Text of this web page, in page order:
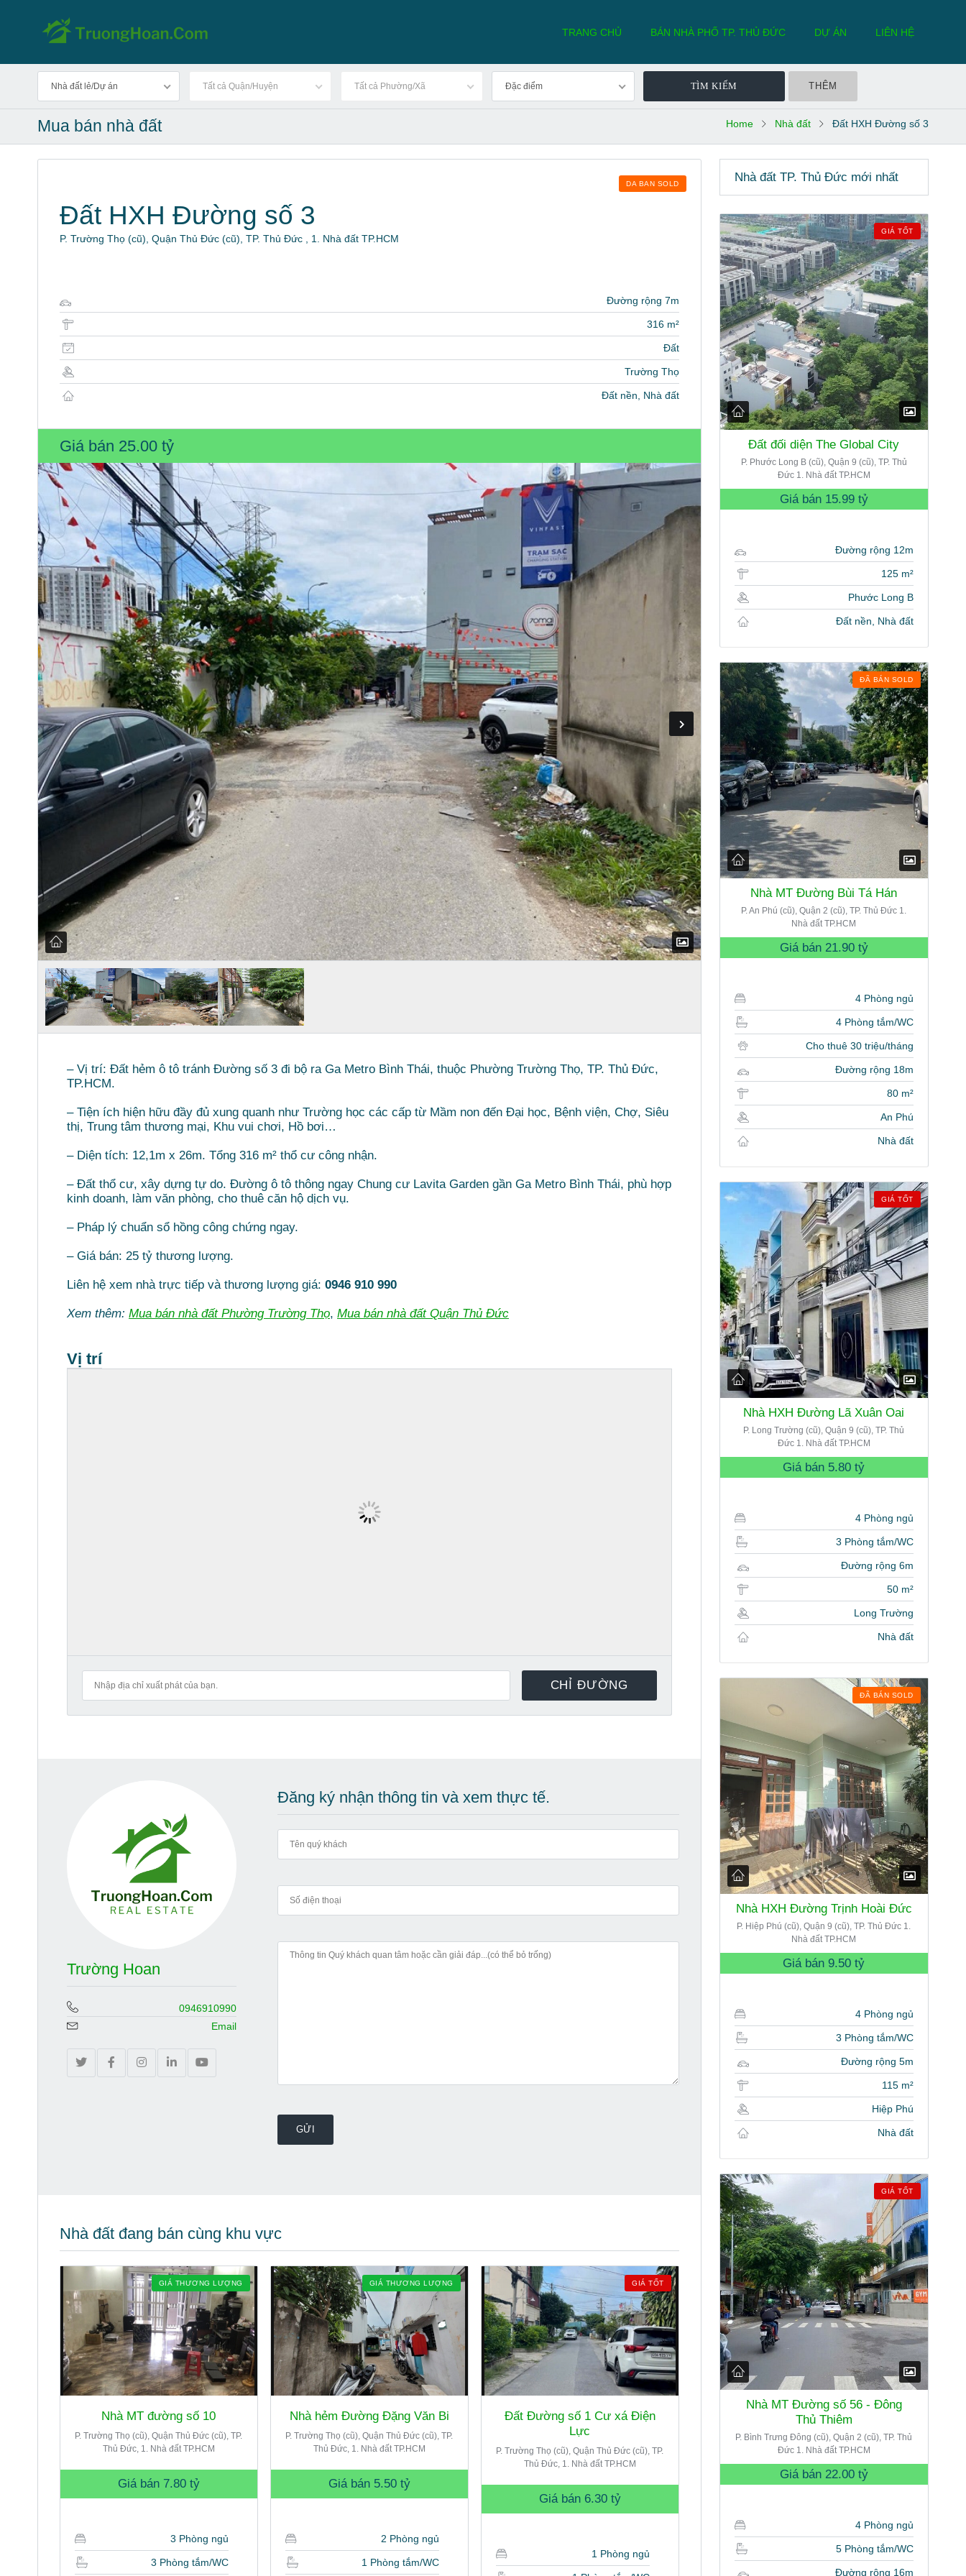
TRANG CHỦ BÁN NHÀ PHỐ TP. THỦ ĐỨC DỰ ÁN LIÊN HỆ
Nhà đất lẻ/Dự án Tất cả Quận/Huyện Tất cả Phường/Xã Đặc điểm THÊM
Mua bán nhà đất Home Nhà đất Đất HXH Đường số 3
DA BAN SOLD
Đất HXH Đường số 3
P. Trường Thọ (cũ), Quận Thủ Đức (cũ), TP. Thủ Đức , 1. Nhà đất TP.HCM
Đường rộng 7m
316 m²
Đất
Trường Thọ
Đất nền, Nhà đất
Giá bán 25.00 tỷ
– Vị trí: Đất hẻm ô tô tránh Đường số 3 đi bộ ra Ga Metro Bình Thái, thuộc Phường Trường Thọ, TP. Thủ Đức,
TP.HCM.
– Tiện ích hiện hữu đầy đủ xung quanh như Trường học các cấp từ Mầm non đến Đại học, Bệnh viện, Chợ, Siêu
thị, Trung tâm thương mại, Khu vui chơi, Hồ bơi…
– Diện tích: 12,1m x 26m. Tổng 316 m² thổ cư công nhận.
– Đất thổ cư, xây dựng tự do. Đường ô tô thông ngay Chung cư Lavita Garden gần Ga Metro Bình Thái, phù hợp
kinh doanh, làm văn phòng, cho thuê căn hộ dịch vụ.
– Pháp lý chuẩn sổ hồng công chứng ngay.
– Giá bán: 25 tỷ thương lượng.
Liên hệ xem nhà trực tiếp và thương lượng giá: 0946 910 990
Xem thêm: Mua bán nhà đất Phường Trường Thọ, Mua bán nhà đất Quận Thủ Đức
Vị trí
Trường Hoan
0946910990
Email
Đăng ký nhận thông tin và xem thực tế.
Nhà đất đang bán cùng khu vực
GIÁ THƯƠNG LƯỢNG
Nhà MT đường số 10
P. Trường Thọ (cũ), Quận Thủ Đức (cũ), TP.
Thủ Đức, 1. Nhà đất TP.HCM
Giá bán 7.80 tỷ
3 Phòng ngủ
3 Phòng tắm/WC
GIÁ THƯƠNG LƯỢNG
Nhà hẻm Đường Đặng Văn Bi
P. Trường Thọ (cũ), Quận Thủ Đức (cũ), TP.
Thủ Đức, 1. Nhà đất TP.HCM
Giá bán 5.50 tỷ
2 Phòng ngủ
1 Phòng tắm/WC
GIÁ TỐT
Đất Đường số 1 Cư xá Điện
Lực
P. Trường Thọ (cũ), Quận Thủ Đức (cũ), TP.
Thủ Đức, 1. Nhà đất TP.HCM
Giá bán 6.30 tỷ
1 Phòng ngủ
Nhà đất TP. Thủ Đức mới nhất
GIÁ TỐT
Đất đối diện The Global City
P. Phước Long B (cũ), Quận 9 (cũ), TP. Thủ
Đức 1. Nhà đất TP.HCM
Giá bán 15.99 tỷ
Đường rộng 12m
125 m²
Phước Long B
Đất nền, Nhà đất
ĐÃ BÁN SOLD
Nhà MT Đường Bùi Tá Hán
P. An Phú (cũ), Quận 2 (cũ), TP. Thủ Đức 1.
Nhà đất TP.HCM
Giá bán 21.90 tỷ
4 Phòng ngủ
4 Phòng tắm/WC
Cho thuê 30 triệu/tháng
Đường rộng 18m
80 m²
An Phú
Nhà đất
GIÁ TỐT
Nhà HXH Đường Lã Xuân Oai
P. Long Trường (cũ), Quận 9 (cũ), TP. Thủ
Đức 1. Nhà đất TP.HCM
Giá bán 5.80 tỷ
4 Phòng ngủ
3 Phòng tắm/WC
Đường rộng 6m
50 m²
Long Trường
Nhà đất
ĐÃ BÁN SOLD
Nhà HXH Đường Trịnh Hoài Đức
P. Hiệp Phú (cũ), Quận 9 (cũ), TP. Thủ Đức 1.
Nhà đất TP.HCM
Giá bán9.50 tỷ
4 Phòng ngủ
3 Phòng tắm/WC
Đường rộng 5m
115 m²
Hiệp Phú
Nhà đất
GIÁ TỐT
Nhà MT Đường số 56 - Đông
Thủ Thiêm
P. Bình Trưng Đông (cũ), Quận 2 (cũ), TP. Thủ
Đức 1. Nhà đất TP.HCM
Giá bán 22.00 tỷ
4 Phòng ngủ
5 Phòng tắm/WC
Đường rộng 16m